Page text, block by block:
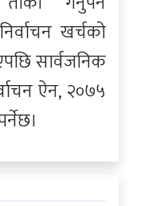
खर्चको
सार्वजनिक
ऐन, २०७५